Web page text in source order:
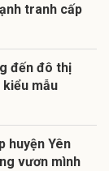
tranh cấp
đến đô thị
mẫu
huyện Yên
vươn mình